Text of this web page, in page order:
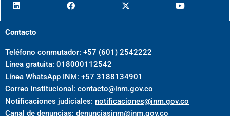
Contacto
Teléfono conmutador: +57 (601) 2542222
Línea gratuita: 018000112542
Línea WhatsApp INM: +57 3188134901
Correo institucional: contacto@inm.gov.co
Notificaciones judiciales: notificaciones@inm.gov.co
Canal de denuncias: denunciasinm@inm.gov.co